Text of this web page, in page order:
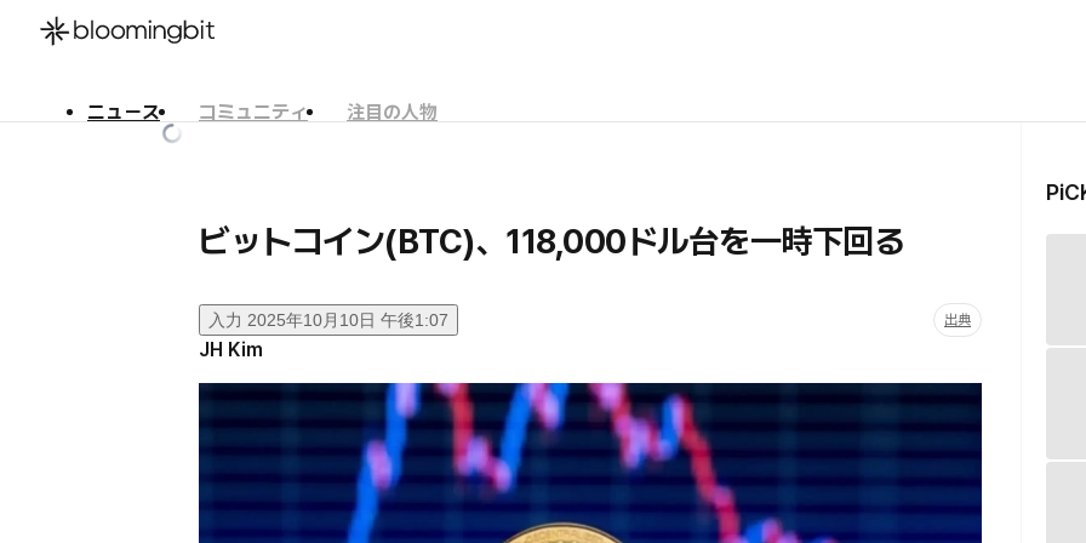
ニュース コミュニティ
注目の人物
ビットコイン(BTC)、118,000ドル台を一時下回る
入力 2025年10月10日 午後1:07 出典
JH Kim